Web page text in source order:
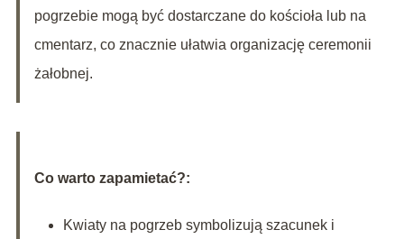
pogrzebie mogą być dostarczane do kościoła lub na
cmentarz, co znacznie ułatwia organizację ceremonii
żałobnej.
Co warto zapamietać?:
Kwiaty na pogrzeb symbolizują szacunek i